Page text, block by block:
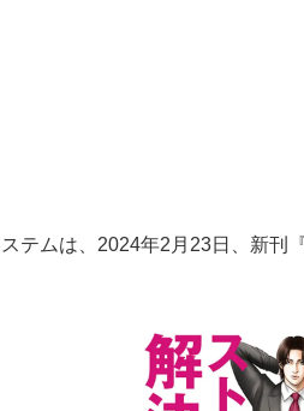
テムは、2024年2月23日、新刊